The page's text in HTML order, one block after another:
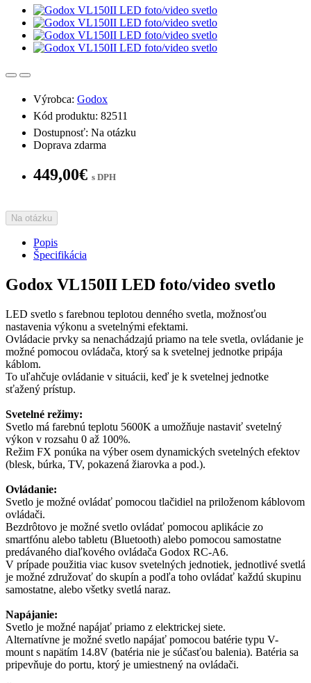
Výrobca: Godox
Kód produktu: 82511
Dostupnosť: Na otázku
Doprava zdarma
449,00€ s DPH
Na otázku
Popis
Špecifikácia
Godox VL150II LED foto/video svetlo
LED svetlo s farebnou teplotou denného svetla, možnosťou
nastavenia výkonu a svetelnými efektami.
Ovládacie prvky sa nenachádzajú priamo na tele svetla, ovládanie je
možné pomocou ovládača, ktorý sa k svetelnej jednotke pripája
káblom.
To uľahčuje ovládanie v situácii, keď je k svetelnej jednotke
sťažený prístup.
Svetelné režimy:
Svetlo má farebnú teplotu 5600K a umožňuje nastaviť svetelný
výkon v rozsahu 0 až 100%.
Režim FX ponúka na výber osem dynamických svetelných efektov
(blesk, búrka, TV, pokazená žiarovka a pod.).
Ovládanie:
Svetlo je možné ovládať pomocou tlačidiel na priloženom káblovom
ovládači.
Bezdrôtovo je možné svetlo ovládať pomocou aplikácie zo
smartfónu alebo tabletu (Bluetooth) alebo pomocou samostatne
predávaného diaľkového ovládača Godox RC-A6.
V prípade použitia viac kusov svetelných jednotiek, jednotlivé svetlá
je možné združovať do skupín a podľa toho ovládať každú skupinu
samostatne, alebo všetky svetlá naraz.
Napájanie:
Svetlo je možné napájať priamo z elektrickej siete.
Alternatívne je možné svetlo napájať pomocou batérie typu V-
mount s napätím 14.8V (batéria nie je súčasťou balenia). Batéria sa
pripevňuje do portu, ktorý je umiestnený na ovládači.